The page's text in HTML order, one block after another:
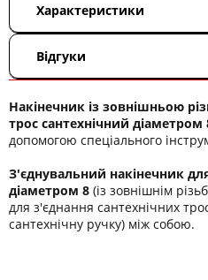
Характеристики
Відгуки
Накінечник із зовнішньою
трос сантехнічний
допомогою спеціального
З'єднувальний накінечник
діаметром 8 (із зовнішнім
для з'єднання сантехнічних
сантехнічну ручку) між собою.